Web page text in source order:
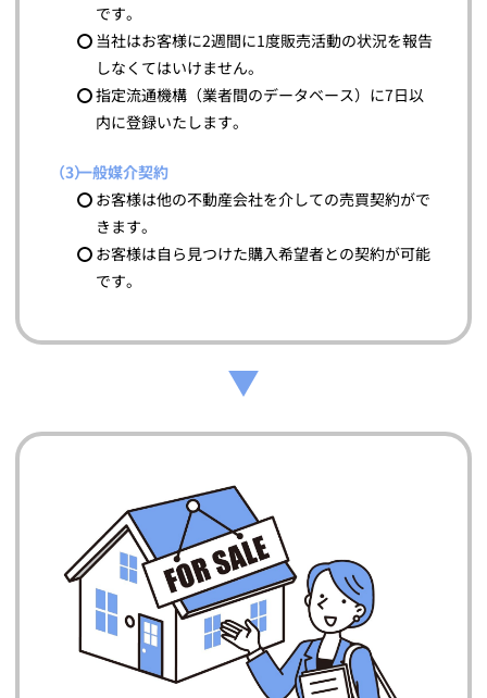
です。
当社はお客様に2週間に1度販売活動の状況を報告
しなくてはいけません。
指定流通機構（業者間のデータベース）に7日以
内に登録いたします。
一般媒介契約
お客様は他の不動産会社を介しての売買契約がで
きます。
お客様は自ら見つけた購入希望者との契約が可能
です。